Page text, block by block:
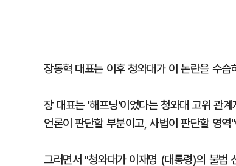
장동혁 대표는 이후 청와대가 이 논란을 수
장 대표는 '해프닝'이었다는 청와대 고위 관
언론이 판단할 부분이고, 사법이 판단할 영
그러면서 "청와대가 이재명 (대통령)의 불법